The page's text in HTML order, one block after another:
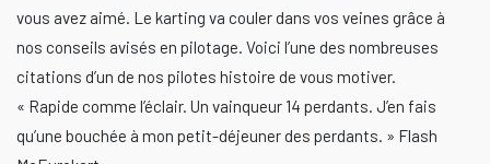
vous avez aimé. Le karting va couler dans vos veines grâce à
nos conseils avisés en pilotage. Voici l’une des nombreuses
citations d’un de nos pilotes histoire de vous motiver.
« Rapide comme l’éclair. Un vainqueur 14 perdants. J’en fais
qu’une bouchée à mon petit-déjeuner des perdants. » Flash